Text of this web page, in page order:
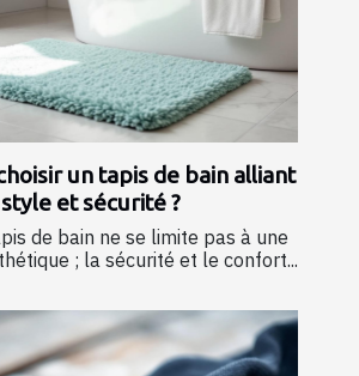
un tapis de bain alliant
style et sécurité ?
de bain ne se limite pas à une
; la sécurité et le confort...